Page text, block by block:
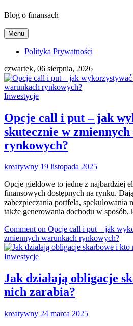
Blog o finansach
Menu
Polityka Prywatności
czwartek, 06 sierpnia, 2026
Inwestycje
Opcje call i put – jak
skutecznie w
rynkowych?
kreatywny 19 listopada 2025
Opcje giełdowe to jedne z najbardziej
finansowych dostępnych na rynku.
zabezpieczania portfela, spekulowania
także generowania dochodu w
Commenton Opcje call i put – jak
zmiennych warunkach rynkowych?
Inwestycje
Jak działają obligacje
nich zarabia?
kreatywny 24 marca 2025